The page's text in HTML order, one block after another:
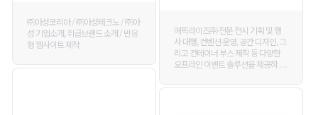
에픽라이즈㈜ 전문 전시 기획 및 행
사 대행, 컨벤션 운영, 공간 디자인, 그
리고 컨테이너 부스 제작 등 다양한
오프라인 이벤트 솔루션을 제공하 . . .
㈜아성코리아 / ㈜아성테크노 / ㈜아
성 기업소개, 취급브랜드 소개 / 반응
형 웹사이트 제작